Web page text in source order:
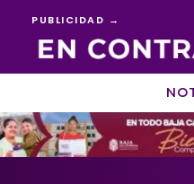
PUBLICIDAD →
Reproductor
de
vídeo